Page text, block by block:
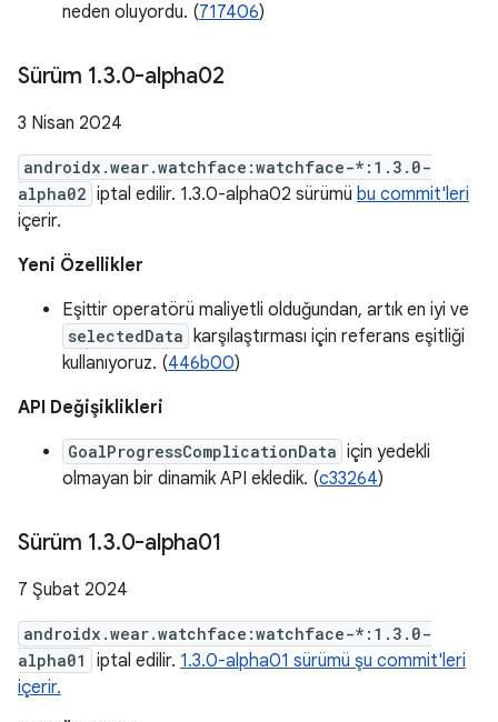
neden oluyordu. (717406)
Sürüm 1.3.0-alpha02
3 Nisan 2024
androidx.wear.watchface:watchface-*:1.3.0-
alpha02 iptal edilir. 1.3.0-alpha02 sürümü bu commit'leri
içerir.
Yeni Özellikler
Eşittir operatörü maliyetli olduğundan, artık en iyi ve
selectedData karşılaştırması için referans eşitliği
kullanıyoruz. (446b00)
API Değişiklikleri
GoalProgressComplicationData için yedekli
olmayan bir dinamik API ekledik. (c33264)
Sürüm 1.3.0-alpha01
7 Şubat 2024
androidx.wear.watchface:watchface-*:1.3.0-
alpha01
iptal edilir. 1.3.0-alpha01 sürümü şu commit'leri
içerir.